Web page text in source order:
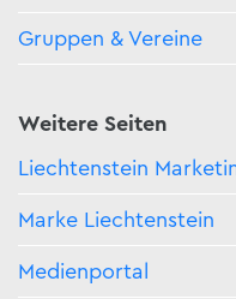
Gruppen & Vereine
Weitere Seiten
Liechtenstein
Marke Liechtenstein
Medienportal